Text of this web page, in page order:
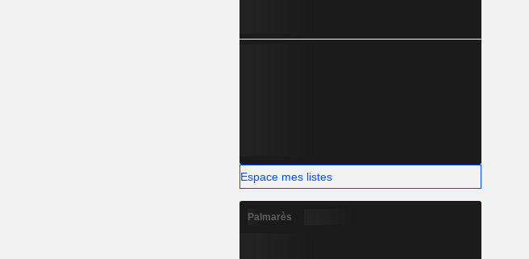
Espace mes listes
Palmarès